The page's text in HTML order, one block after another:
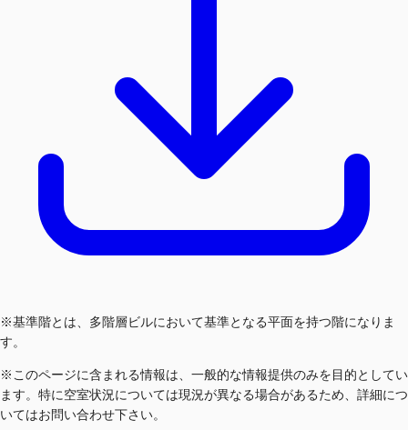
※基準階とは、多階層ビルにおいて基準となる平面を持つ階になりま
す。
※このページに含まれる情報は、一般的な情報提供のみを目的としてい
ます。特に空室状況については現況が異なる場合があるため、詳細につ
いてはお問い合わせ下さい。